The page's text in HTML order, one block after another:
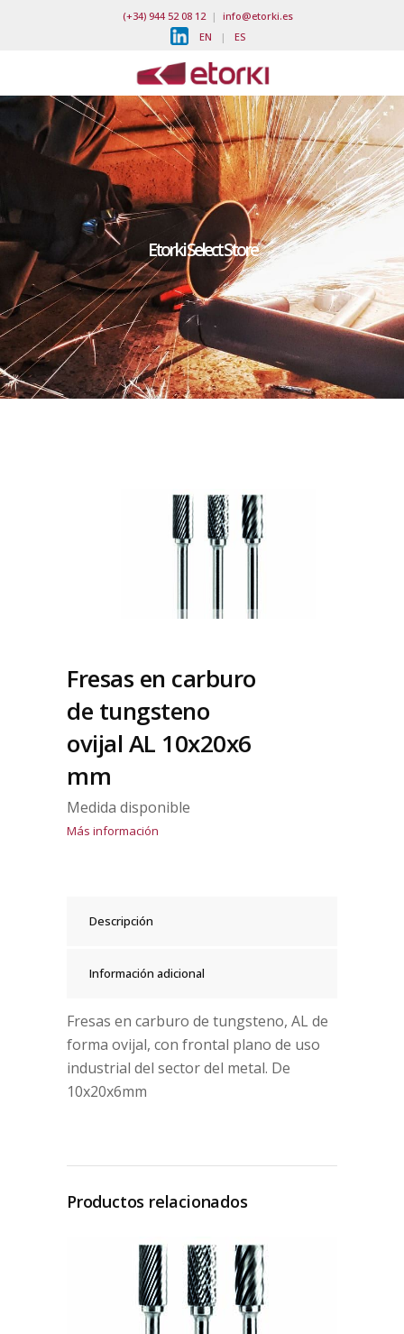
(+34) 944 52 08 12| info@etorki.es
EN | ES
Etorki Select Store
Fresas en carburo
de tungsteno
ovijal AL 10x20x6
mm
Medida disponible
Más información
Descripción
Información adicional
Fresas en carburo de tungsteno, AL de
forma ovijal, con frontal plano de uso
industrial del sector del metal. De
10x20x6mm
Productos relacionados